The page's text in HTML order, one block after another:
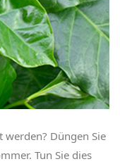
Düngen Sie
Tun Sie dies